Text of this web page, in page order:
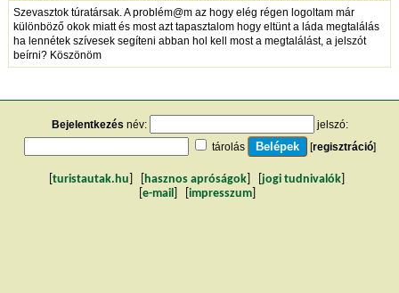
Szevasztok túratársak. A problém@m az hogy elég régen logoltam már
különböző okok miatt és most azt tapasztalom hogy eltünt a láda megtalálás
ha lennétek szívesek segíteni abban hol kell most a megtalálást, a jelszót
beírni? Köszönöm
Bejelentkezés név:
jelszó:
tárolás
[regisztráció]
turistautak.hu hasznos apróságok jogi tudnivalók
e-mail impresszum]